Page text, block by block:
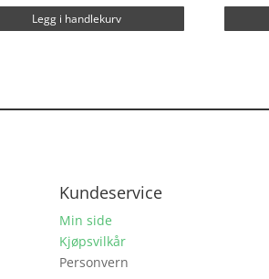
Legg i handlekurv
Kundeservice
Min side
Kjøpsvilkår
Personvern